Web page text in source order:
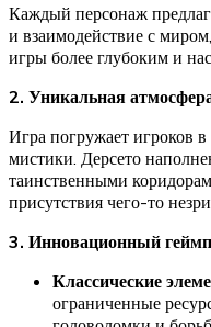
Каждый персонаж
и взаимодействие с
игры более глубоким и
2. Уникальная
Игра погружает игроков в
мистики. Дерсето
таинственными
присутствия чего-то
3. Инновационный
Классические
ограниченные